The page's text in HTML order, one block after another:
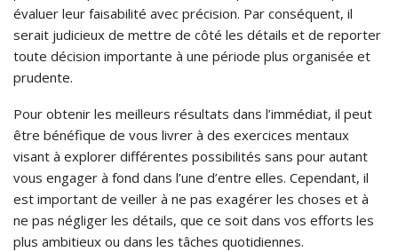
évaluer leur faisabilité avec précision. Par conséquent, il
serait judicieux de mettre de côté les détails et de reporter
toute décision importante à une période plus organisée et
prudente.
Pour obtenir les meilleurs résultats dans l’immédiat, il peut
être bénéfique de vous livrer à des exercices mentaux
visant à explorer différentes possibilités sans pour autant
vous engager à fond dans l’une d’entre elles. Cependant, il
est important de veiller à ne pas exagérer les choses et à
ne pas négliger les détails, que ce soit dans vos efforts les
plus ambitieux ou dans les tâches quotidiennes.